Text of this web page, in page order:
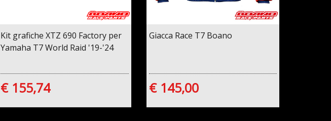
Kit grafiche XTZ 690 Factory per
Yamaha T7 World Raid '19-'24
€ 155,74
Giacca Race T7 Boano
€ 145,00